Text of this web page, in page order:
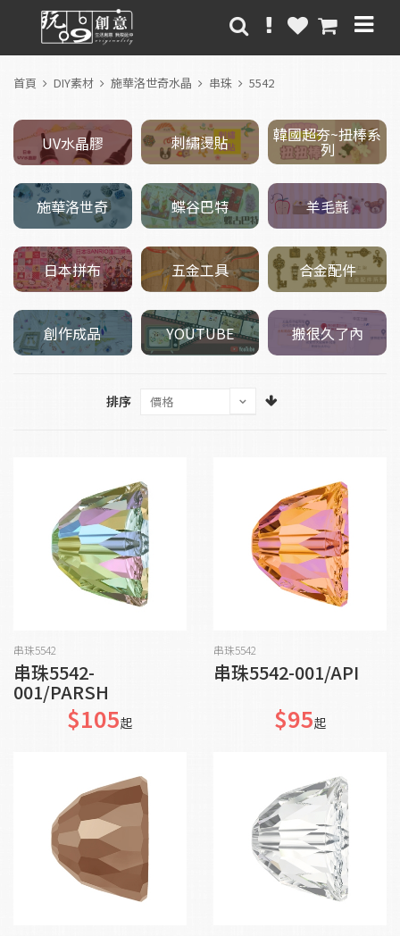
首頁 DIY素材 施華洛世奇水晶 串珠 5542
UV水晶膠 刺繡燙貼 韓國超夯~扭棒系
列
施華洛世奇 蝶谷巴特 羊毛氈
日本拼布 五金工具 合金配件
創作成品 YOUTUBE 搬很久了內
排序
串珠5542
串珠5542-
001/PARSH
$105起
串珠5542
串珠5542-001/API
$95起